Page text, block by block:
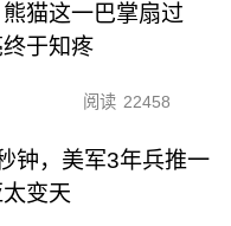
猫这一巴掌扇过
于知疼
阅读 22458
钟，美军3年兵推一
变天